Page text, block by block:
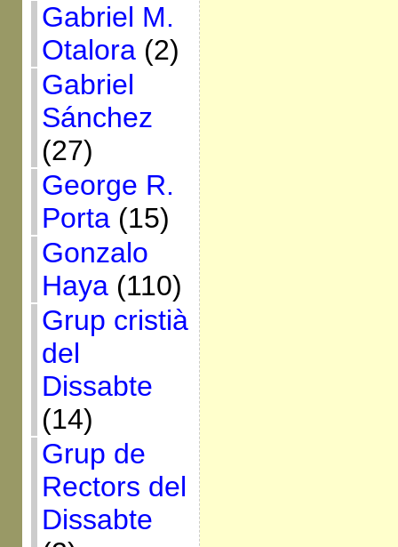
Gabriel M.
Otalora(2)
Gabriel
Sánchez
(27)
George R.
Porta(15)
Gonzalo
Haya(110)
Grup cristià
del
Dissabte
(14)
Grup de
Rectors del
Dissabte